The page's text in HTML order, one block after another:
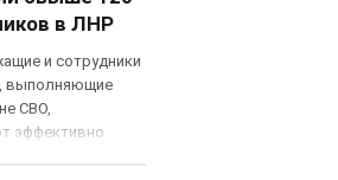
в ЛНР
и сотрудники
выполняющие
СВО,
эффективно